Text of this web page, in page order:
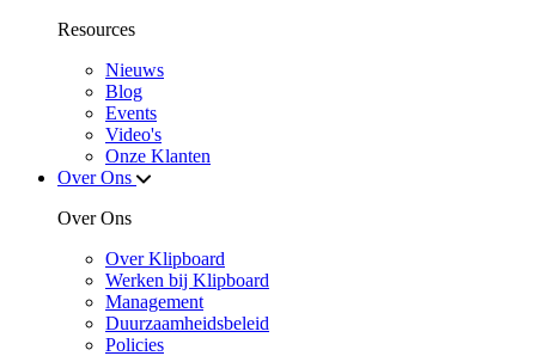
Resources
Nieuws
Blog
Events
Video's
Onze Klanten
Over Ons
Over Ons
Over Klipboard
Werken bij Klipboard
Management
Duurzaamheidsbeleid
Policies